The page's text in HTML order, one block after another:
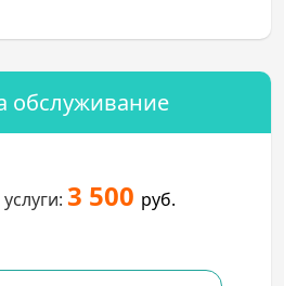
обслуживание
3 500 руб.